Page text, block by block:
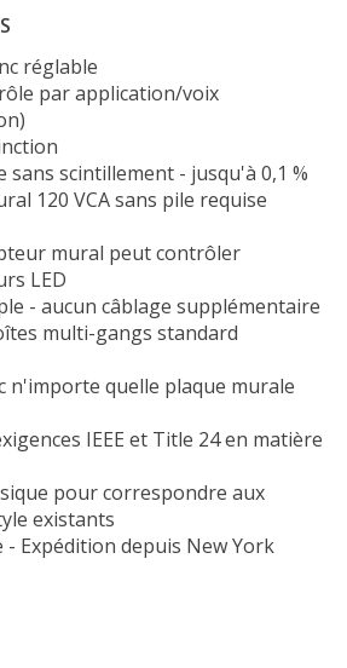
réglable
par application/voix
sans scintillement - jusqu'à 0,1 %
120 VCA sans pile requise
mural peut contrôler
LED
- aucun câblage supplémentaire
multi-gangs standard
n'importe quelle plaque murale
IEEE et Title 24 en matière
pour correspondre aux
existants
Expédition depuis New York